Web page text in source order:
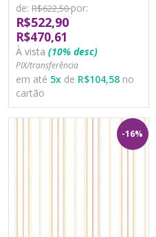
de: R$622,50por:
R$522,90
R$470,61
À vista (10% desc)
PIX/transferência
em até 5x de R$104,58 no
cartão
-16%